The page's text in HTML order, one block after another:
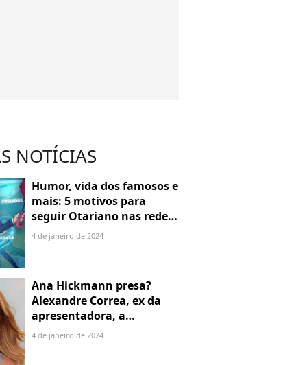
NOTÍCIAS
Humor, vida dos famosos e
mais: 5 motivos para
seguir Otariano nas redes
sociais
4 de janeiro de 2024
Ana Hickmann presa?
Alexandre Correa, ex da
apresentadora, a
denuncia por alienação
4 de janeiro de 2024